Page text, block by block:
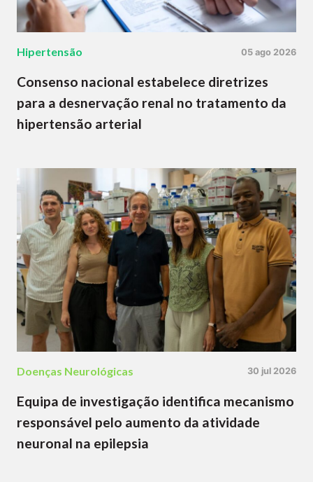
Hipertensão 05 ago 2026
Consenso nacional estabelece diretrizes
para a desnervação renal no tratamento da
hipertensão arterial
Doenças Neurológicas 30 jul 2026
Equipa de investigação identifica mecanismo
responsável pelo aumento da atividade
neuronal na epilepsia